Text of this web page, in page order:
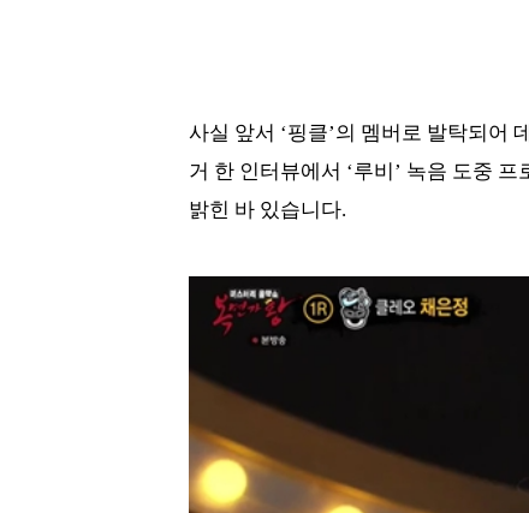
사실 앞서 ‘핑클’의 멤버로 발탁되어
거 한 인터뷰에서 ‘루비’ 녹음 도중
밝힌 바 있습니다.